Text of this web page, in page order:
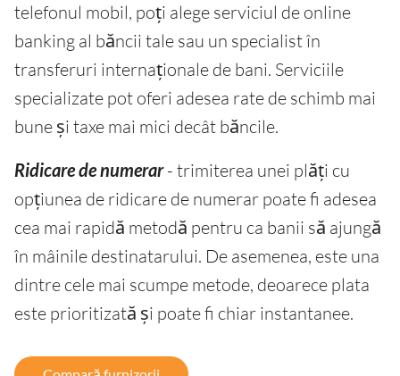
telefonul mobil, poți alege serviciul de online
banking al băncii tale sau un specialist în
transferuri internaționale de bani. Serviciile
specializate pot oferi adesea rate de schimb mai
bune și taxe mai mici decât băncile.
Ridicare de numerar- trimiterea unei plăți cu
opțiunea de ridicare de numerar poate fi adesea
cea mai rapidă metodă pentru ca banii să ajungă
în mâinile destinatarului. De asemenea, este una
dintre cele mai scumpe metode, deoarece plata
este prioritizată și poate fi chiar instantanee.